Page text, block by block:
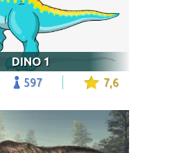
DINO 1
597 7,6